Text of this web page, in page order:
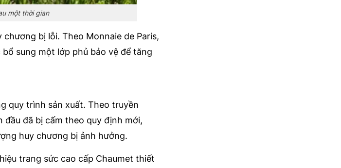
một thời gian
bị lỗi. Theo Monnaie de Paris,
sung một lớp phủ bảo vệ để tăng
quy trình sản xuất. Theo truyền
đã bị cấm theo quy định mới,
huy chương bị ảnh hưởng.
trang sức cao cấp Chaumet thiết